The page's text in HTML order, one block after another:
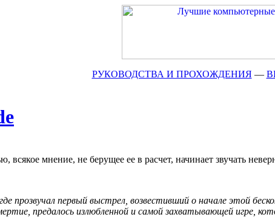
РУКОВОДСТВА И ПРОХОЖДЕНИЯ—
всякое мнение, не берущее ее в расчет, начинает звучать
прозвучал первый выстрел, возвестивший о начале этой
предалось излюбленной и самой захватывающей игре,